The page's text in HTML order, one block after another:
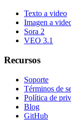
Texto a video
Imagen a
Sora 2
VEO 3.1
Recursos
Soporte
Términos de
Política de
Blog
GitHub